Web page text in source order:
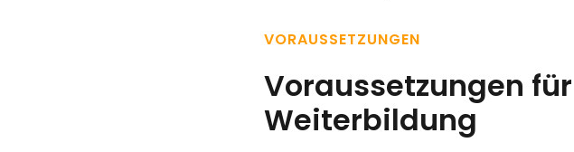
VORAUSSETZUNGEN
Voraussetzungen
Weiterbildung